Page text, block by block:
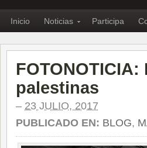
Inicio Noticias Participa
palestinas
– 23 JULIO, 2017
PUBLICADO EN: BLOG,